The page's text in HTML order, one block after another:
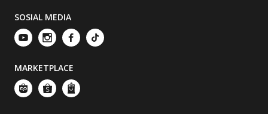
SOSIAL MEDIA
MARKETPLACE